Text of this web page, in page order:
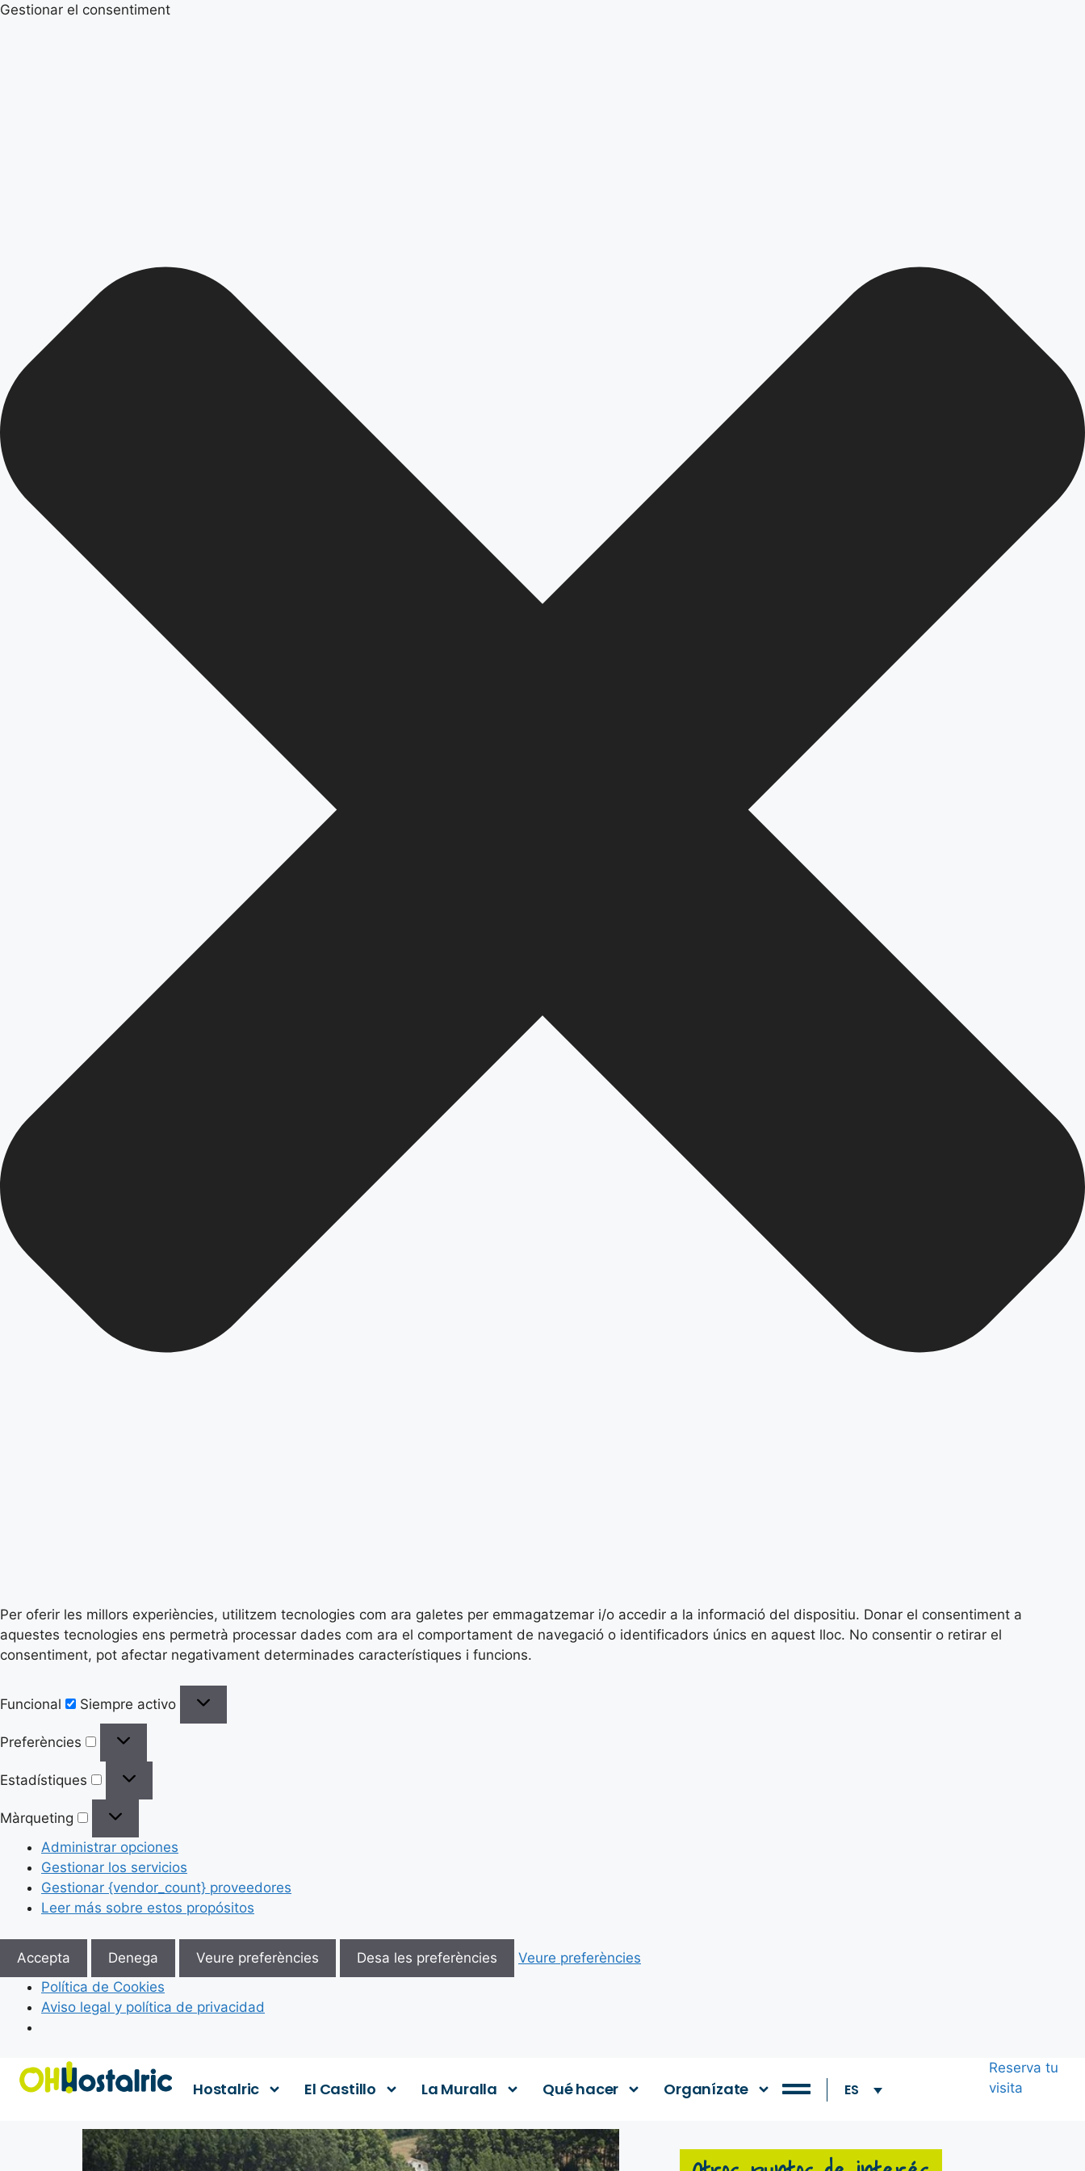
Gestionar el consentiment
Per oferir les millors experiències, utilitzem tecnologies com ara galetes per emmagatzemar i/o accedir a la informació del dispositiu. Donar el consentiment a
aquestes tecnologies ens permetrà processar dades com ara el comportament de navegació o identificadors únics en aquest lloc. No consentir o retirar el
consentiment, pot afectar negativament determinades característiques i funcions.
Funcional Siempre activo
Preferències
Estadístiques
Màrqueting
Administrar opciones
Gestionar los servicios
Gestionar {vendor_count} proveedores
Leer más sobre estos propósitos
Accepta Denega Veure preferències Desa les preferències
Veure preferències
Política de Cookies
Aviso legal y política de privacidad
Hostalric El Castillo La Muralla Qué hacer Organízate ES
Reserva tu
visita